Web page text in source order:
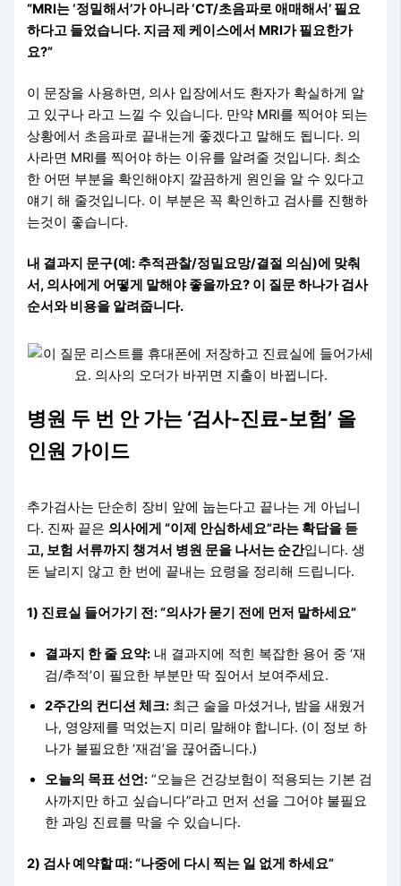
“MRI는 ‘정밀해서’가 아니라 ‘CT/초음파로 애매해서’ 필요
하다고 들었습니다. 지금 제 케이스에서 MRI가 필요한가
요?”
이 문장을 사용하면, 의사 입장에서도 환자가 확실하게 알
고 있구나 라고 느낄 수 있습니다. 만약 MRI를 찍어야 되는
상황에서 초음파로 끝내는게 좋겠다고 말해도 됩니다. 의
사라면 MRI를 찍어야 하는 이유를 알려줄 것입니다. 최소
한 어떤 부분을 확인해야지 깔끔하게 원인을 알 수 있다고
얘기 해 줄것입니다. 이 부분은 꼭 확인하고 검사를 진행하
는것이 좋습니다.
내 결과지 문구(예: 추적관찰/정밀요망/결절 의심)에 맞춰
서, 의사에게 어떻게 말해야 좋을까요? 이 질문 하나가 검사
순서와 비용을 알려줍니다.
병원 두 번 안 가는 ‘검사-진료-보험’ 올
인원 가이드
추가검사는 단순히 장비 앞에 눕는다고 끝나는 게 아닙니
다. 진짜 끝은 의사에게 “이제 안심하세요”라는 확답을 듣
고, 보험 서류까지 챙겨서 병원 문을 나서는 순간입니다. 생
돈 날리지 않고 한 번에 끝내는 요령을 정리해 드립니다.
1) 진료실 들어가기 전: “의사가 묻기 전에 먼저 말하세요”
결과지 한 줄 요약: 내 결과지에 적힌 복잡한 용어 중 ‘재
검/추적’이 필요한 부분만 딱 짚어서 보여주세요.
2주간의 컨디션 체크: 최근 술을 마셨거나, 밤을 새웠거
나, 영양제를 먹었는지 미리 말해야 합니다. (이 정보 하
나가 불필요한 ‘재검’을 끊어줍니다.)
오늘의 목표 선언: “오늘은 건강보험이 적용되는 기본 검
사까지만 하고 싶습니다”라고 먼저 선을 그어야 불필요
한 과잉 진료를 막을 수 있습니다.
2) 검사 예약할 때: “나중에 다시 찍는 일 없게 하세요”